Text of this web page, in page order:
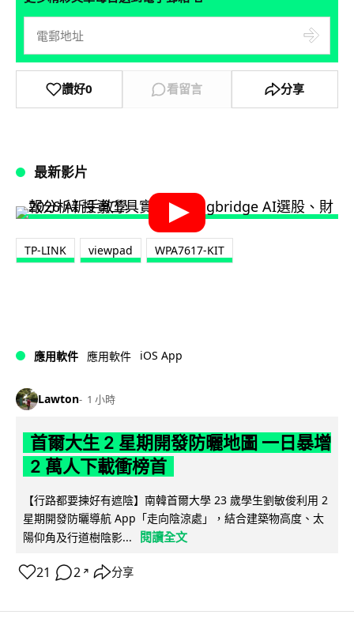
讚好0 看留言 分享
最新影片
TP-LINK viewpad WPA7617-KIT
應用軟件 應用軟件 iOS App
Lawton 1 小時
首爾大生 2 星期開發防曬地圖 一日暴增
2 萬人下載衝榜首
【行路都要揀好有遮陰】南韓首爾大學 23 歲學生劉敏俊利用 2
星期開發防曬導航 App「走向陰涼處」，結合建築物高度、太
陽仰角及行道樹陰影...
閱讀全文
21 2 ↗ 分享